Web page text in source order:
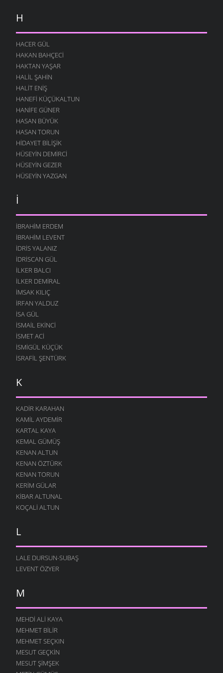
H
HACER GÜL
HAKAN BAHÇECI
HAKTAN YAŞAR
HALIL ŞAHIN
HALIT ENIŞ
HANEFI KÜÇÜKALTUN
HANIFE GÜNER
HASAN BÜYÜK
HASAN TORUN
HIDAYET BILIŞIK
HÜSEYIN DEMIRCI
HÜSEYIN GEZER
HÜSEYIN YAZGAN
İ
İBRAHIM ERDEM
İBRAHIM LEVENT
İDRIS YALANIZ
IDRISCAN GÜL
İLKER BALCI
İLKER DEMIRAL
İMSAK KILIÇ
İRFAN YALDUZ
ISA GÜL
ISMAIL EKINCI
İSMET ACI
İSMIGÜL KÜÇÜK
İSRAFIL ŞENTÜRK
K
KADIR KARAHAN
KAMIL AYDEMIR
KARTAL KAYA
KEMAL GÜMÜŞ
KENAN ALTUN
KENAN ÖZTÜRK
KENAN TORUN
KERIM GÜLAR
KIBAR ALTUNAL
KOÇALI ALTUN
L
LALE DURSUN-SUBAŞ
LEVENT ÖZYER
M
MEHDI ALI KAYA
MEHMET BILIR
MEHMET SEÇKIN
MESUT GEÇKIN
MESUT ŞIMŞEK